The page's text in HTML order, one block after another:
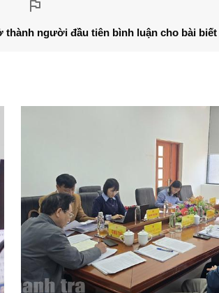
thành người đầu tiên bình luận cho bài biết